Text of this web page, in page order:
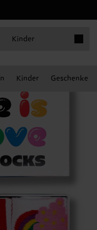
Kinder
Kinder Geschenke